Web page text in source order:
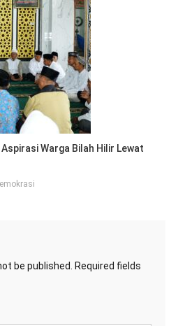
Warga Bilah Hilir Lewat
be published. Required fields